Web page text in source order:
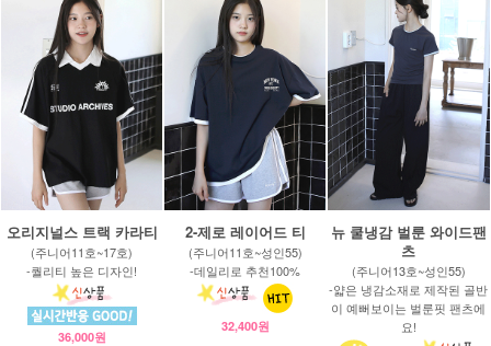
오리지널스 트랙 카라티
(주니어11호~17호)
-퀄리티 높은 디자인!
36,000원
2-제로 레이어드 티
(주니어11호~성인55)
-데일리로 추천100%
32,400원
뉴 쿨냉감 벌룬 와이드팬
츠
(주니어13호~성인55)
-얇은 냉감소재로 제작된 골반
이 예뻐보이는 벌룬핏 팬츠에
요!